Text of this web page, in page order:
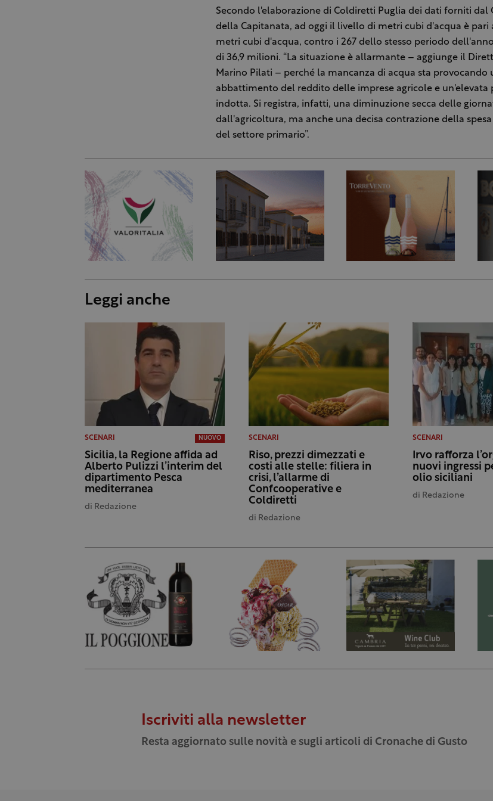
Secondo l'elaborazione di Coldiretti Puglia dei dati forniti dal
della Capitanata, ad oggi il livello di metri cubi d'acqua è pari
metri cubi d'acqua, contro i 267 dello stesso periodo
di 36,9 milioni. “La situazione è allarmante – aggiunge il
Marino Pilati – perché la mancanza di acqua sta provocando
abbattimento del reddito delle imprese agricole e un'elevata
indotta. Si registra, infatti, una diminuzione secca delle
dall'agricoltura, ma anche una decisa contrazione della
del settore primario”.
Leggi anche
SCENARI NUOVO
Sicilia, la Regione affida ad
Alberto Pulizzi l’interim del
dipartimento Pesca
mediterranea
di Redazione
SCENARI
Riso, prezzi dimezzati e
costi alle stelle: filiera in
crisi, l’allarme di
Confcooperative e
Coldiretti
di Redazione
SCENARI
Irvo rafforza
nuovi ingressi
olio siciliani
di Redazione
Iscriviti alla newsletter
Resta aggiornato sulle novità e sugli articoli di Cronache di Gusto